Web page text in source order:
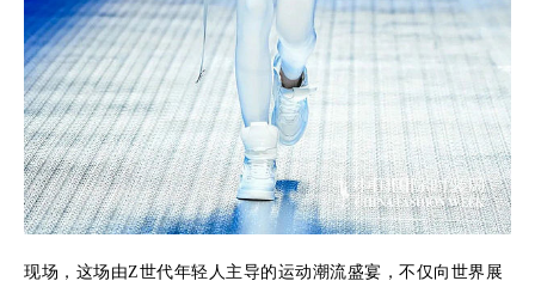
现场，这场由Z世代年轻人主导的运动潮流盛宴，不仅向世界展